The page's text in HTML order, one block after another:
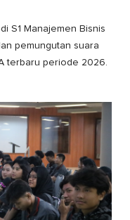
SUARA
S1 Manajemen Bisnis
pemungutan suara
terbaru periode 2026.